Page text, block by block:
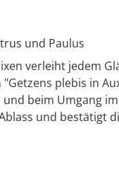
und Paulus
verleiht jedem
plebis in
beim Umgang
und bestätigt